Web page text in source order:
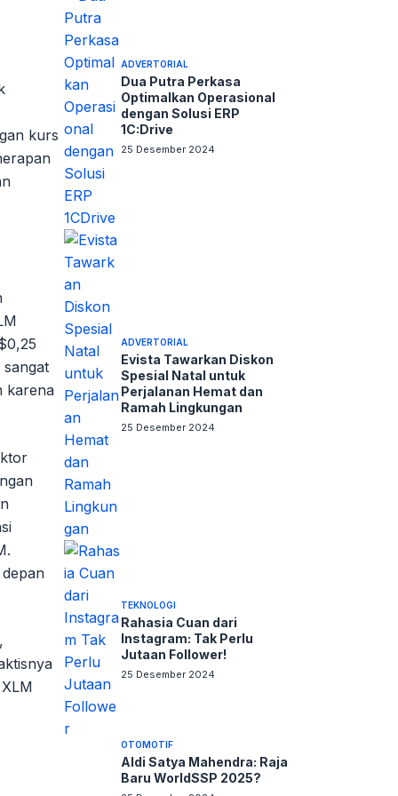
kurs
karena
ADVERTORIAL
Dua Putra Perkasa
Optimalkan Operasional
dengan Solusi ERP
1C:Drive
25 Desember 2024
ADVERTORIAL
Evista Tawarkan Diskon
Spesial Natal untuk
Perjalanan Hemat dan
Ramah Lingkungan
25 Desember 2024
TEKNOLOGI
Rahasia Cuan dari
Instagram: Tak Perlu
Jutaan Follower!
25 Desember 2024
OTOMOTIF
Aldi Satya Mahendra: Raja
Baru WorldSSP 2025?